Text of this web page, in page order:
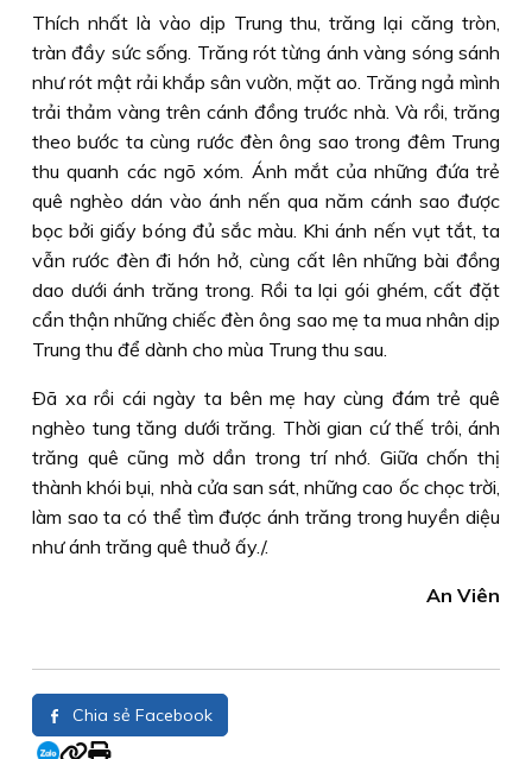
Thích nhất là vào dịp Trung thu, trăng lại căng tròn,
tràn đầy sức sống. Trăng rót từng ánh vàng sóng sánh
như rót mật rải khắp sân vườn, mặt ao. Trăng ngả mình
trải thảm vàng trên cánh đồng trước nhà. Và rồi, trăng
theo bước ta cùng rước đèn ông sao trong đêm Trung
thu quanh các ngõ xóm. Ánh mắt của những đứa trẻ
quê nghèo dán vào ánh nến qua năm cánh sao được
bọc bởi giấy bóng đủ sắc màu. Khi ánh nến vụt tắt, ta
vẫn rước đèn đi hớn hở, cùng cất lên những bài đồng
dao dưới ánh trăng trong. Rồi ta lại gói ghém, cất đặt
cẩn thận những chiếc đèn ông sao mẹ ta mua nhân dịp
Trung thu để dành cho mùa Trung thu sau.
Ðã xa rồi cái ngày ta bên mẹ hay cùng đám trẻ quê
nghèo tung tăng dưới trăng. Thời gian cứ thế trôi, ánh
trăng quê cũng mờ dần trong trí nhớ. Giữa chốn thị
thành khói bụi, nhà cửa san sát, những cao ốc chọc trời,
làm sao ta có thể tìm được ánh trăng trong huyền diệu
như ánh trăng quê thuở ấy./.
An Viên
Chia sẻ Facebook